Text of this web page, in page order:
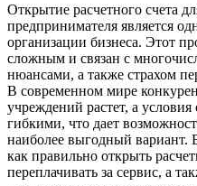
Открытие расчетного счета
предпринимателя является
организации бизнеса. Этот
сложным и связан с
нюансами, а также страхом
В современном мире
учреждений растет, а
гибкими, что дает
наиболее выгодный вариант.
как правильно открыть
переплачивать за сервис, а